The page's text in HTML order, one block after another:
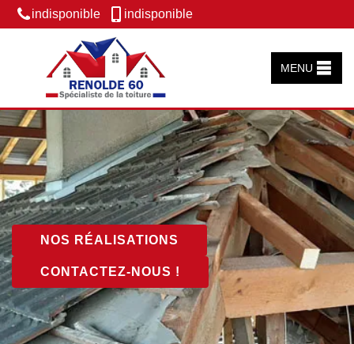
indisponible indisponible
MENU
NOS RÉALISATIONS
CONTACTEZ-NOUS !